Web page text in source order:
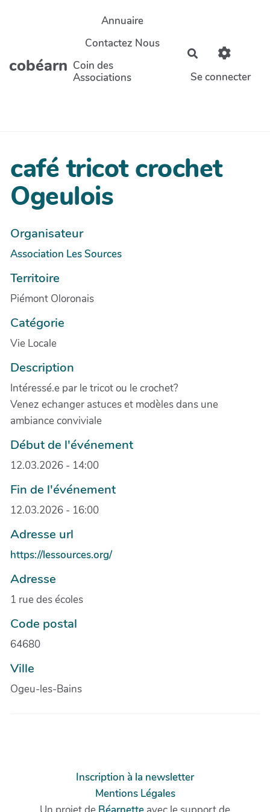
Aller au contenu principal
cobéarn
Annuaire
Contactez Nous
Coin des
Associations
Rechercher
Se connecter
café tricot crochet
Ogeulois
Organisateur
Association Les Sources
Territoire
Piémont Oloronais
Catégorie
Vie Locale
Description
Intéressé.e par le tricot ou le crochet?
Venez echanger astuces et modèles dans une
ambiance conviviale
Début de l'événement
12.03.2026 - 14:00
Fin de l'événement
12.03.2026 - 16:00
Adresse url
https://lessources.org/
Adresse
1 rue des écoles
Code postal
64680
Ville
Ogeu-les-Bains
Inscription à la newsletter
Mentions Légales